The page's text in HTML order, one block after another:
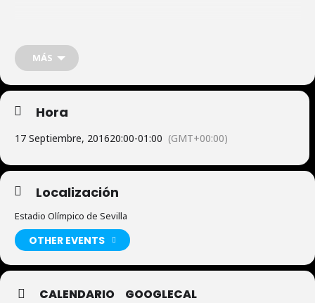
MÁS
Hora
17 Septiembre, 201620:00-01:00 (GMT+00:00)
Localización
Estadio Olímpico de Sevilla
OTHER EVENTS
CALENDARIO GOOGLECAL